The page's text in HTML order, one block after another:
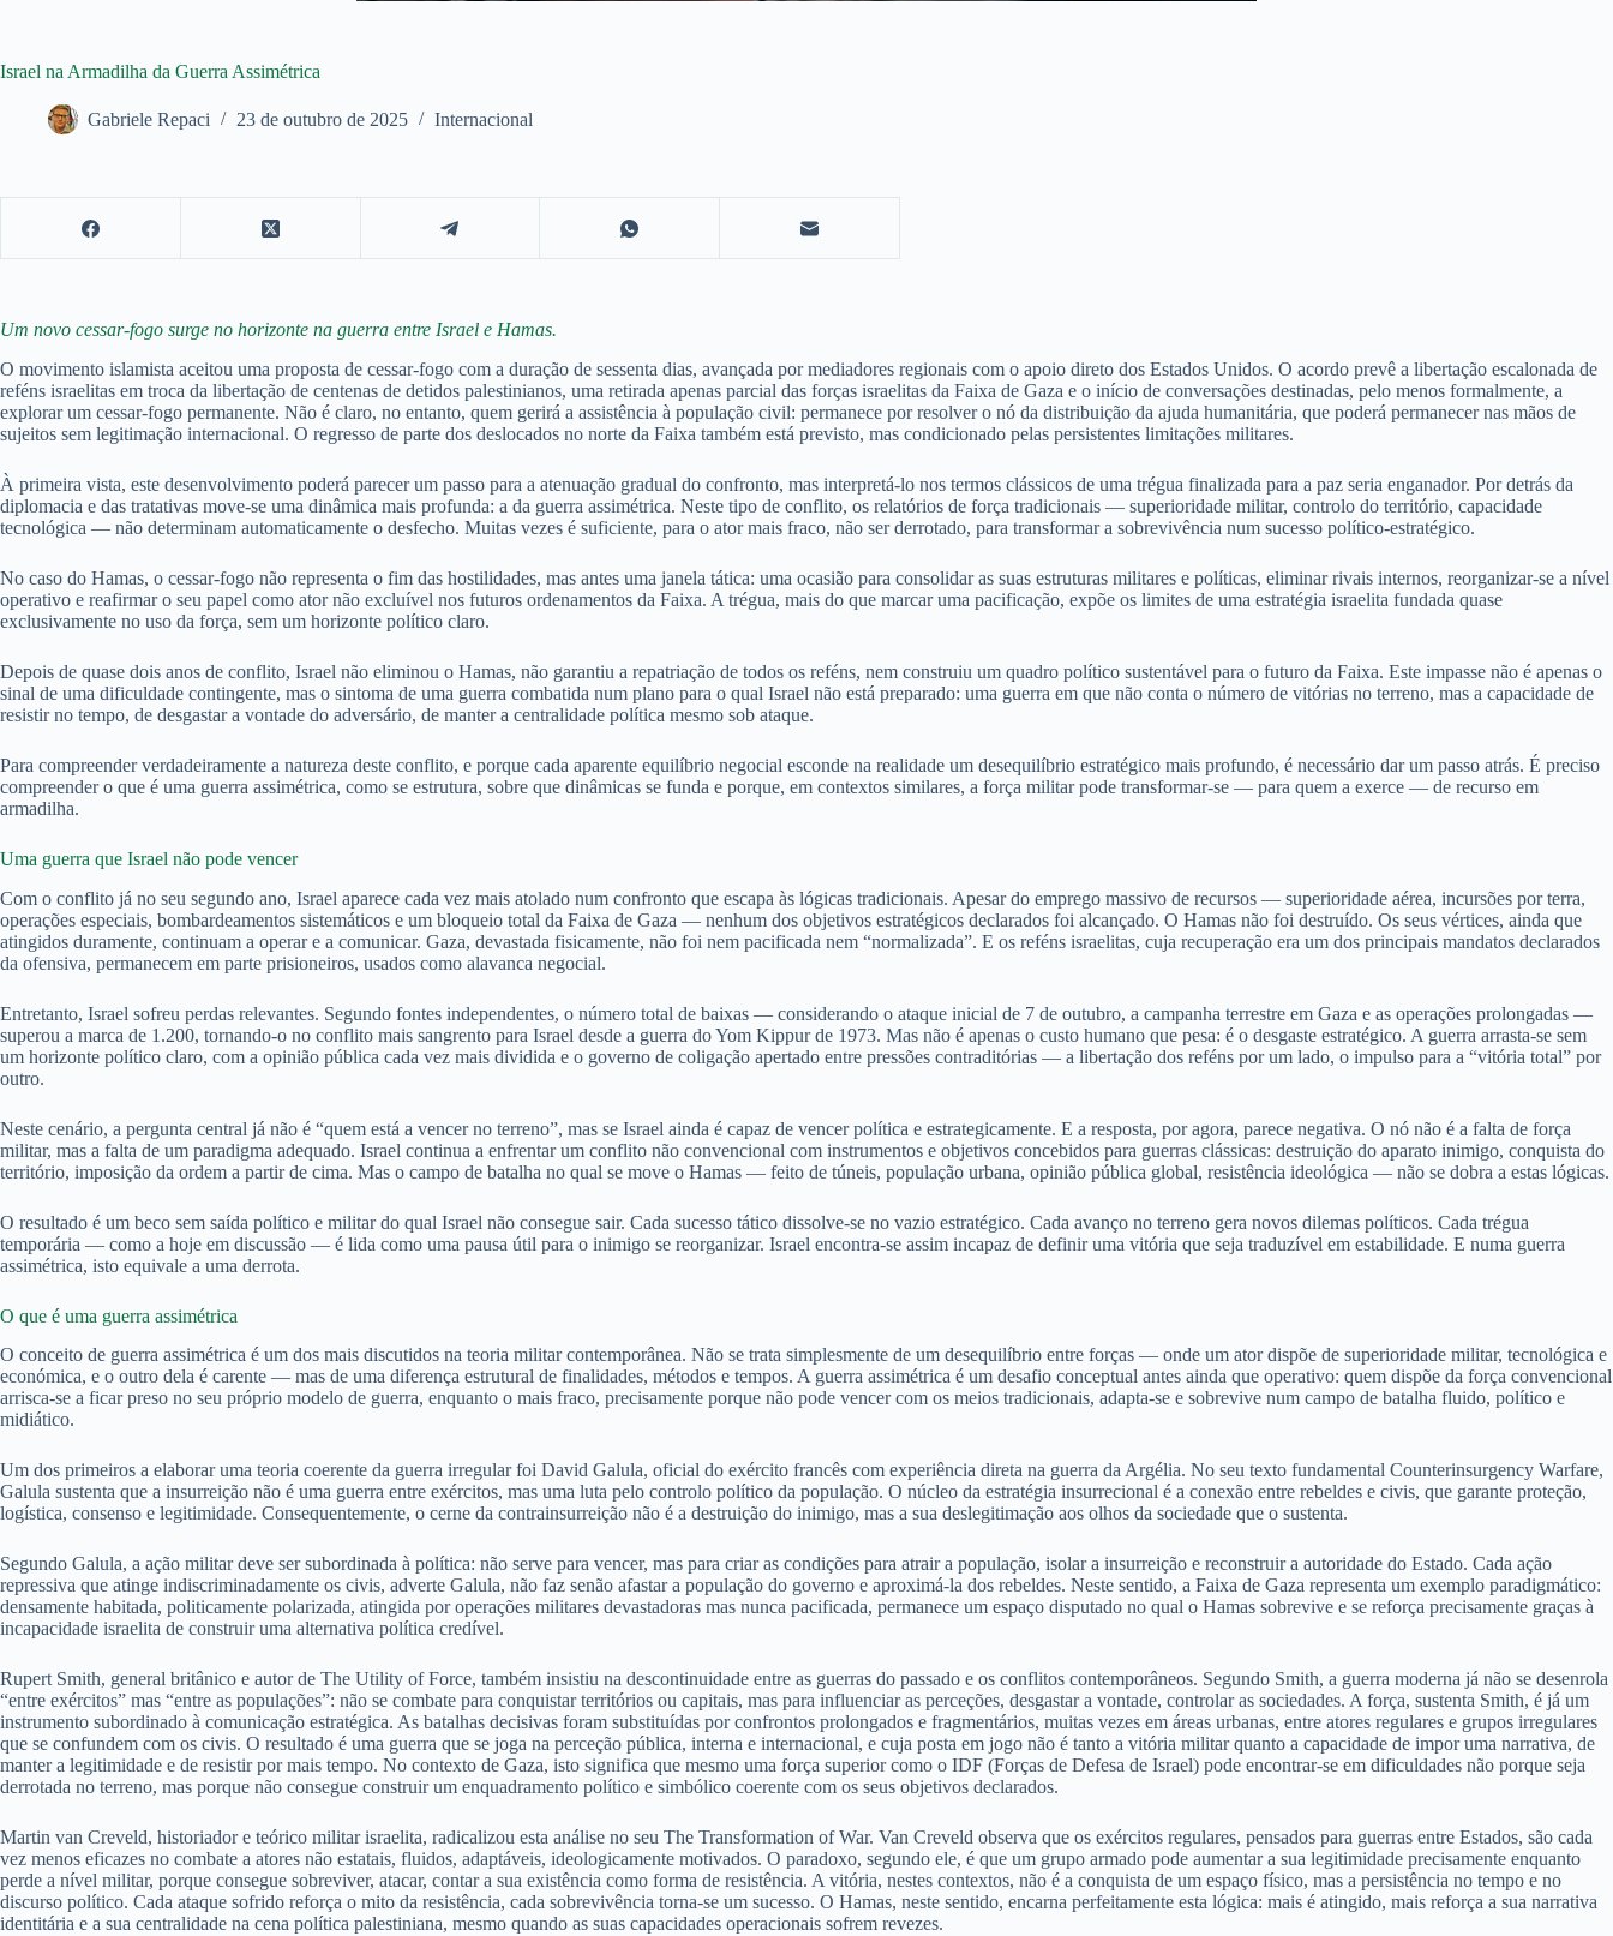
Israel na Armadilha da Guerra Assimétrica
Gabriele Repaci 23 de outubro de 2025 Internacional
Um novo cessar-fogo surge no horizonte na guerra entre Israel e Hamas.
O movimento islamista aceitou uma proposta de cessar-fogo com a duração de sessenta dias, avançada por mediadores regionais com o apoio direto dos Estados Unidos. O acordo prevê a libertação escalonada de
reféns israelitas em troca da libertação de centenas de detidos palestinianos, uma retirada apenas parcial das forças israelitas da Faixa de Gaza e o início de conversações destinadas, pelo menos formalmente, a
explorar um cessar-fogo permanente. Não é claro, no entanto, quem gerirá a assistência à população civil: permanece por resolver o nó da distribuição da ajuda humanitária, que poderá permanecer nas mãos de
sujeitos sem legitimação internacional. O regresso de parte dos deslocados no norte da Faixa também está previsto, mas condicionado pelas persistentes limitações militares.
À primeira vista, este desenvolvimento poderá parecer um passo para a atenuação gradual do confronto, mas interpretá-lo nos termos clássicos de uma trégua finalizada para a paz seria enganador. Por detrás da
diplomacia e das tratativas move-se uma dinâmica mais profunda: a da guerra assimétrica. Neste tipo de conflito, os relatórios de força tradicionais — superioridade militar, controlo do território, capacidade
tecnológica — não determinam automaticamente o desfecho. Muitas vezes é suficiente, para o ator mais fraco, não ser derrotado, para transformar a sobrevivência num sucesso político-estratégico.
No caso do Hamas, o cessar-fogo não representa o fim das hostilidades, mas antes uma janela tática: uma ocasião para consolidar as suas estruturas militares e políticas, eliminar rivais internos, reorganizar-se a nível
operativo e reafirmar o seu papel como ator não excluível nos futuros ordenamentos da Faixa. A trégua, mais do que marcar uma pacificação, expõe os limites de uma estratégia israelita fundada quase
exclusivamente no uso da força, sem um horizonte político claro.
Depois de quase dois anos de conflito, Israel não eliminou o Hamas, não garantiu a repatriação de todos os reféns, nem construiu um quadro político sustentável para o futuro da Faixa. Este impasse não é apenas o
sinal de uma dificuldade contingente, mas o sintoma de uma guerra combatida num plano para o qual Israel não está preparado: uma guerra em que não conta o número de vitórias no terreno, mas a capacidade de
resistir no tempo, de desgastar a vontade do adversário, de manter a centralidade política mesmo sob ataque.
Para compreender verdadeiramente a natureza deste conflito, e porque cada aparente equilíbrio negocial esconde na realidade um desequilíbrio estratégico mais profundo, é necessário dar um passo atrás. É preciso
compreender o que é uma guerra assimétrica, como se estrutura, sobre que dinâmicas se funda e porque, em contextos similares, a força militar pode transformar-se — para quem a exerce — de recurso em
armadilha.
Uma guerra que Israel não pode vencer
Com o conflito já no seu segundo ano, Israel aparece cada vez mais atolado num confronto que escapa às lógicas tradicionais. Apesar do emprego massivo de recursos — superioridade aérea, incursões por terra,
operações especiais, bombardeamentos sistemáticos e um bloqueio total da Faixa de Gaza — nenhum dos objetivos estratégicos declarados foi alcançado. O Hamas não foi destruído. Os seus vértices, ainda que
atingidos duramente, continuam a operar e a comunicar. Gaza, devastada fisicamente, não foi nem pacificada nem “normalizada”. E os reféns israelitas, cuja recuperação era um dos principais mandatos declarados
da ofensiva, permanecem em parte prisioneiros, usados como alavanca negocial.
Entretanto, Israel sofreu perdas relevantes. Segundo fontes independentes, o número total de baixas — considerando o ataque inicial de 7 de outubro, a campanha terrestre em Gaza e as operações prolongadas —
superou a marca de 1.200, tornando-o no conflito mais sangrento para Israel desde a guerra do Yom Kippur de 1973. Mas não é apenas o custo humano que pesa: é o desgaste estratégico. A guerra arrasta-se sem
um horizonte político claro, com a opinião pública cada vez mais dividida e o governo de coligação apertado entre pressões contraditórias — a libertação dos reféns por um lado, o impulso para a “vitória total” por
outro.
Neste cenário, a pergunta central já não é “quem está a vencer no terreno”, mas se Israel ainda é capaz de vencer política e estrategicamente. E a resposta, por agora, parece negativa. O nó não é a falta de força
militar, mas a falta de um paradigma adequado. Israel continua a enfrentar um conflito não convencional com instrumentos e objetivos concebidos para guerras clássicas: destruição do aparato inimigo, conquista do
território, imposição da ordem a partir de cima. Mas o campo de batalha no qual se move o Hamas — feito de túneis, população urbana, opinião pública global, resistência ideológica — não se dobra a estas lógicas.
O resultado é um beco sem saída político e militar do qual Israel não consegue sair. Cada sucesso tático dissolve-se no vazio estratégico. Cada avanço no terreno gera novos dilemas políticos. Cada trégua
temporária — como a hoje em discussão — é lida como uma pausa útil para o inimigo se reorganizar. Israel encontra-se assim incapaz de definir uma vitória que seja traduzível em estabilidade. E numa guerra
assimétrica, isto equivale a uma derrota.
O que é uma guerra assimétrica
O conceito de guerra assimétrica é um dos mais discutidos na teoria militar contemporânea. Não se trata simplesmente de um desequilíbrio entre forças — onde um ator dispõe de superioridade militar, tecnológica e
económica, e o outro dela é carente — mas de uma diferença estrutural de finalidades, métodos e tempos. A guerra assimétrica é um desafio conceptual antes ainda que operativo: quem dispõe da força convencional
arrisca-se a ficar preso no seu próprio modelo de guerra, enquanto o mais fraco, precisamente porque não pode vencer com os meios tradicionais, adapta-se e sobrevive num campo de batalha fluido, político e
midiático.
Um dos primeiros a elaborar uma teoria coerente da guerra irregular foi David Galula, oficial do exército francês com experiência direta na guerra da Argélia. No seu texto fundamental Counterinsurgency Warfare,
Galula sustenta que a insurreição não é uma guerra entre exércitos, mas uma luta pelo controlo político da população. O núcleo da estratégia insurrecional é a conexão entre rebeldes e civis, que garante proteção,
logística, consenso e legitimidade. Consequentemente, o cerne da contrainsurreição não é a destruição do inimigo, mas a sua deslegitimação aos olhos da sociedade que o sustenta.
Segundo Galula, a ação militar deve ser subordinada à política: não serve para vencer, mas para criar as condições para atrair a população, isolar a insurreição e reconstruir a autoridade do Estado. Cada ação
repressiva que atinge indiscriminadamente os civis, adverte Galula, não faz senão afastar a população do governo e aproximá-la dos rebeldes. Neste sentido, a Faixa de Gaza representa um exemplo paradigmático:
densamente habitada, politicamente polarizada, atingida por operações militares devastadoras mas nunca pacificada, permanece um espaço disputado no qual o Hamas sobrevive e se reforça precisamente graças à
incapacidade israelita de construir uma alternativa política credível.
Rupert Smith, general britânico e autor de The Utility of Force, também insistiu na descontinuidade entre as guerras do passado e os conflitos contemporâneos. Segundo Smith, a guerra moderna já não se desenrola
“entre exércitos” mas “entre as populações”: não se combate para conquistar territórios ou capitais, mas para influenciar as perceções, desgastar a vontade, controlar as sociedades. A força, sustenta Smith, é já um
instrumento subordinado à comunicação estratégica. As batalhas decisivas foram substituídas por confrontos prolongados e fragmentários, muitas vezes em áreas urbanas, entre atores regulares e grupos irregulares
que se confundem com os civis. O resultado é uma guerra que se joga na perceção pública, interna e internacional, e cuja posta em jogo não é tanto a vitória militar quanto a capacidade de impor uma narrativa, de
manter a legitimidade e de resistir por mais tempo. No contexto de Gaza, isto significa que mesmo uma força superior como o IDF (Forças de Defesa de Israel) pode encontrar-se em dificuldades não porque seja
derrotada no terreno, mas porque não consegue construir um enquadramento político e simbólico coerente com os seus objetivos declarados.
Martin van Creveld, historiador e teórico militar israelita, radicalizou esta análise no seu The Transformation of War. Van Creveld observa que os exércitos regulares, pensados para guerras entre Estados, são cada
vez menos eficazes no combate a atores não estatais, fluidos, adaptáveis, ideologicamente motivados. O paradoxo, segundo ele, é que um grupo armado pode aumentar a sua legitimidade precisamente enquanto
perde a nível militar, porque consegue sobreviver, atacar, contar a sua existência como forma de resistência. A vitória, nestes contextos, não é a conquista de um espaço físico, mas a persistência no tempo e no
discurso político. Cada ataque sofrido reforça o mito da resistência, cada sobrevivência torna-se um sucesso. O Hamas, neste sentido, encarna perfeitamente esta lógica: mais é atingido, mais reforça a sua narrativa
identitária e a sua centralidade na cena política palestiniana, mesmo quando as suas capacidades operacionais sofrem revezes.